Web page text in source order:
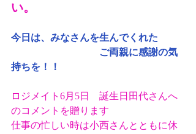
い。
今日は、みなさんを生んでくれた
ご両親に感謝の気
持ちを！！
ロジメイト6月5日　誕生日田代さんへ
のコメントを贈ります
仕事の忙しい時は小西さんとともに休